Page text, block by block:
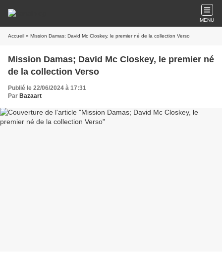
MENU
Accueil » Mission Damas; David Mc Closkey, le premier né de la collection Verso
Mission Damas; David Mc Closkey, le premier né
de la collection Verso
Publié le 22/06/2024 à 17:31
Par Bazaart